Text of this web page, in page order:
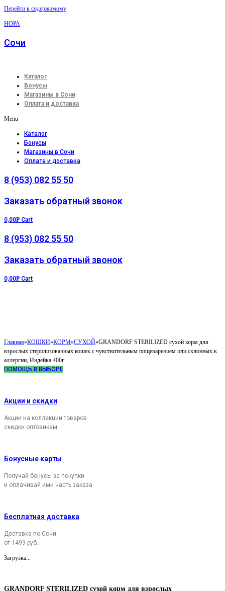
Перейти к содержимому
НОРА
Сочи
Каталог
Бонусы
Магазины в Сочи
Оплата и доставка
Menu
Каталог
Бонусы
Магазины в Сочи
Оплата и доставка
8 (953) 082 55 50
Заказать обратный звонок
0,00Р Cart
8 (953) 082 55 50
Заказать обратный звонок
0,00Р Cart
Главная»КОШКИ»КОРМ»СУХОЙ»GRANDORF STERILIZED сухой корм для
взрослых стерилизованных кошек с чувствительным пищеварением или склонных к
аллергии, Индейка 400г
ПОМОЩЬ В ВЫБОРЕ
Акции и скидки
Акции на коллекции товаров
скидки оптовикам
Бонусные карты
Получай бонусы за покупки
и оплачивай ими часть заказа
Бесплатная доставка
Доставка по Сочи
от 1499 руб.
Загрузка...
GRANDORF STERILIZED сухой корм для взрослых